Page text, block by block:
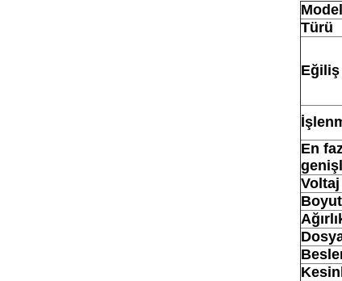
Model
Türü
Eğiliş
En
Voltaj
Boyut